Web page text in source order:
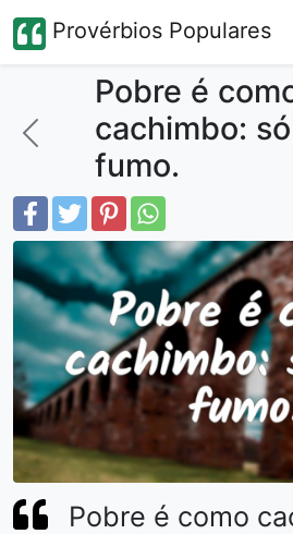
Provérbios Populares
Pobre é
cachimbo:
fumo.
Pobre é como